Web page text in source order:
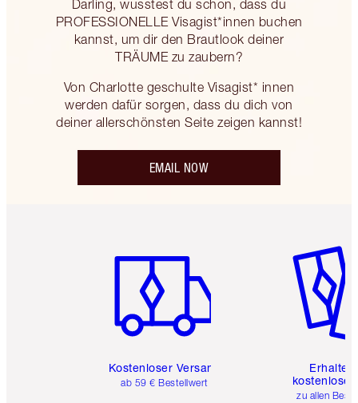
Darling, wusstest du schon, dass du
PROFESSIONELLE Visagist*innen buchen
kannst, um dir den Brautlook deiner
TRÄUME zu zaubern?
Von Charlotte geschulte Visagist* innen
werden dafür sorgen, dass du dich von
deiner allerschönsten Seite zeigen kannst!
EMAIL NOW
Kostenloser Versand
ab 59 € Bestellwert
Erhalte
kostenlose
zu allen